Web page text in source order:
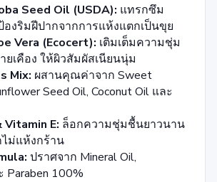
Seed Oil (USDA): แทรกซึม
งริมฝีปากจากการแห้งแตกเป็นขุย
Vera (Ecocert): เติมเต็มความชุ่ม
เคือง ให้ผิวสัมผัสเนียนนุ่ม
Mix: ผสานคุณค่าจาก Sweet
Seed Oil, Coconut Oil และ
E: ล็อกความชุ่มชื้นยาวนาน
ม่แห้งกร้าน
ปราศจาก Mineral Oil,
Paraben 100%